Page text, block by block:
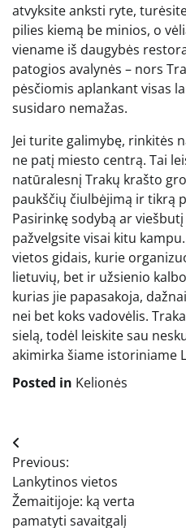
atvyksite anksti ryte,
pilies kiemą be minios, o
viename iš daugybės
patogios avalynės – nors
pėsčiomis aplankant visas
susidaro nemažas.
Jei turite galimybę, rinkitės
ne patį miesto centrą. Tai
natūralesnį Trakų krašto
paukščių čiulbėjimą ir tikrą
Pasirinkę sodybą ar
pažvelgsite visai kitu
vietos gidais, kurie
lietuvių, bet ir užsienio
kurias jie papasakoja,
nei bet koks vadovėlis.
sielą, todėl leiskite sau
akimirka šiame istoriniame
Posted in Kelionės
Navigacija
tarp
įrašų
Previous:
Lankytinos vietos
Žemaitijoje: ką verta
pamatyti savaitgalį